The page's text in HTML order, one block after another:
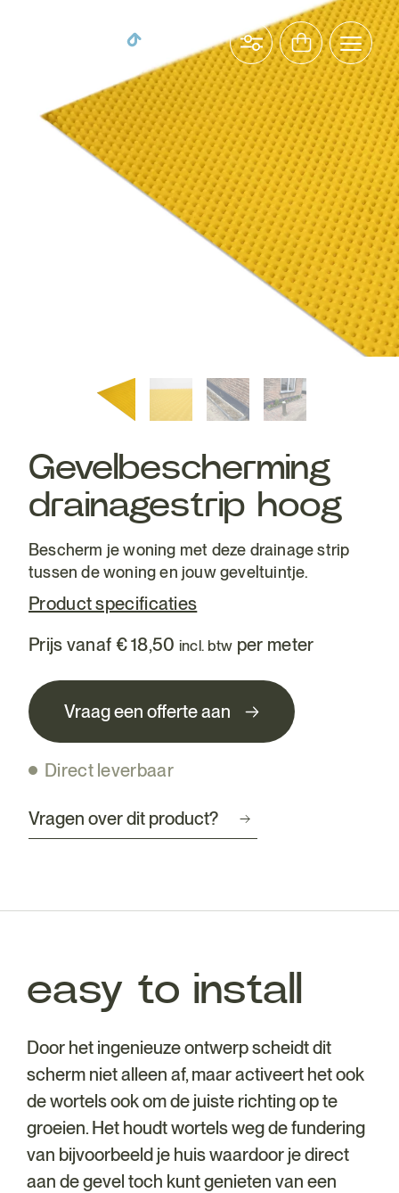
Gevelbescherming
drainagestrip hoog
Prijs vanaf €18,50 incl. btw per meter
Bescherm je woning met deze drainage strip
tussen de woning en jouw geveltuintje.
Product specificaties
Direct leverbaar
Vraag een offerte aan
Vragen over dit product?
easy to install
Door het ingenieuze ontwerp scheidt dit
scherm niet alleen af, maar activeert het ook
de wortels ook om de juiste richting op te
groeien. Het houdt wortels weg de fundering
van bijvoorbeeld je huis waardoor je direct
aan de gevel toch kunt genieten van een